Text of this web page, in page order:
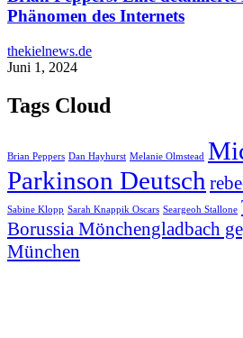
Phänomen des Internets
thekielnews.de
Juni 1, 2024
Tags Cloud
Brian Peppers Dan Hayhurst Melanie Olmstead
Parkinson Deutsch
Sabine Klopp Sarah Knappik Oscars Seargeoh Stallone
Borussia Mönchengladbach
München